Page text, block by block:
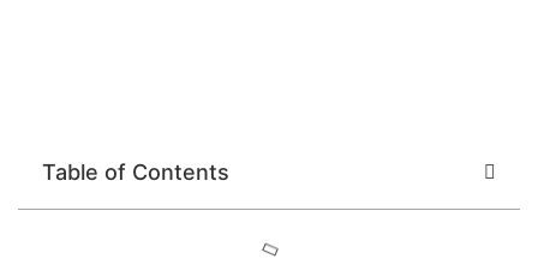
Table of Contents